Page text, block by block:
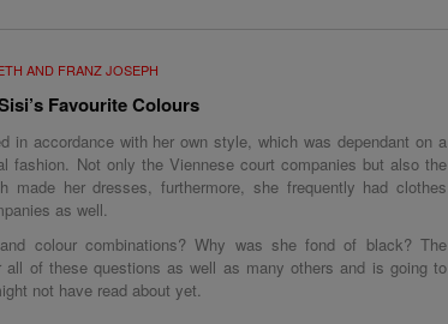
AND FRANZ JOSEPH
Favourite Colours
in accordance with her own style, which was dependant on a
fashion. Not only the Viennese court companies but also the
made her dresses, furthermore, she frequently had clothes
as well.
colour combinations? Why was she fond of black? The
all of these questions as well as many others and is going to
not have read about yet.